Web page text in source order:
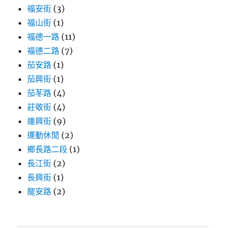
福安街 (3)
福山街 (1)
福德一路 (11)
福德二路 (7)
茄安路 (1)
茄興街 (1)
茄苳路 (4)
莊敬街 (4)
連興街 (9)
運動休閒 (2)
鄉長路二段 (1)
長江街 (2)
長興街 (1)
龍安路 (2)